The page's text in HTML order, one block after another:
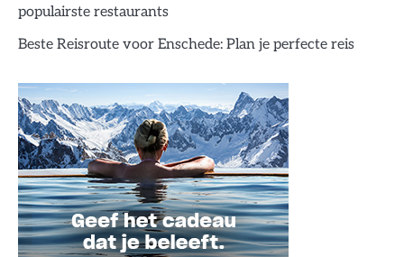
populairste restaurants
Beste Reisroute voor Enschede: Plan je perfecte reis